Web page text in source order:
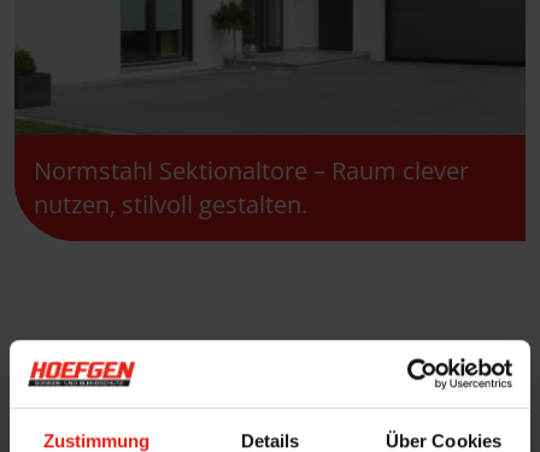
Zustimmung Details Über Cookies
Normstahl Sektionaltore – Raum clever
nutzen, stilvoll gestalten.
Deckensektionalt
ore – in edler
Seitensektionalto
bekommen mehr